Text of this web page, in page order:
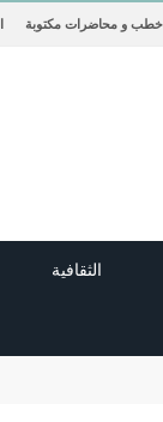
خطب و محاضرات مكتوبة
الثقافية
history of islam